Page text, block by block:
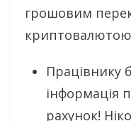
грошовим
Працівнику
інформація
рахунок!